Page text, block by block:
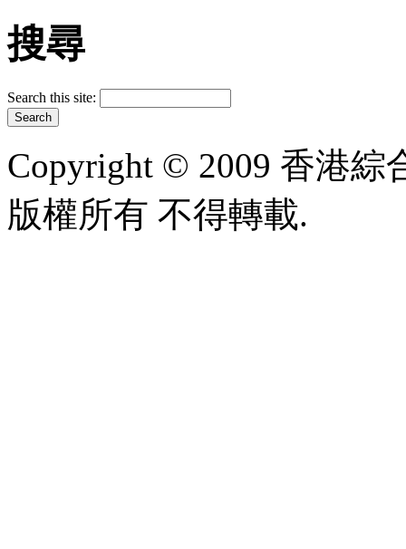
搜尋
Search this site:
Copyright © 2009 香港綜
版權所有 不得轉載.